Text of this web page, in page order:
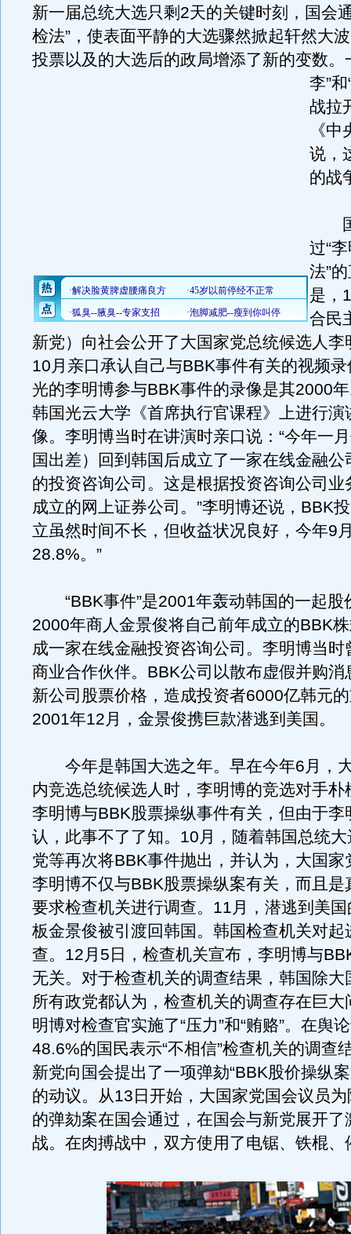
新一届总统大选只剩2天的关键时刻，国会
检法”，使表面平静的大选骤然掀起轩然大
投票以及的大选后的政局增添了新的变数。
李”
战拉
《
说，
的战
国
过“
法”
是，
合民
新党）向社会公开了大国家党总统候选人
10月亲口承认自己与BBK事件有关的视频
光的李明博参与BBK事件的录像是其2000
韩国光云大学《首席执行官课程》上进行演
像。李明博当时在讲演时亲口说：“今年一
国出差）回到韩国后成立了一家在线金融公
的投资咨询公司。这是根据投资咨询公司业
成立的网上证券公司。”李明博还说，BBK
立虽然时间不长，但收益状况良好，今年9
28.8%。”
“BBK事件”是2001年轰动韩国的一起股
2000年商人金景俊将自己前年成立的BBK
成一家在线金融投资咨询公司。李明博当时
商业合作伙伴。BBK公司以散布虚假并购消
新公司股票价格，造成投资者6000亿韩元
2001年12月，金景俊携巨款潜逃到美国。
今年是韩国大选之年。早在今年6月，
内竞选总统候选人时，李明博的竞选对手朴
李明博与BBK股票操纵事件有关，但由于李
认，此事不了了知。10月，随着韩国总统
党等再次将BBK事件抛出，并认为，大国家
李明博不仅与BBK股票操纵案有关，而且是
要求检查机关进行调查。11月，潜逃到美
板金景俊被引渡回韩国。韩国检查机关对起
查。12月5日，检查机关宣布，李明博与
无关。对于检查机关的调查结果，韩国除大
所有政党都认为，检查机关的调查存在巨大
明博对检查官实施了“压力”和“贿赂”。在舆
48.6%的国民表示“不相信”检查机关的调查
新党向国会提出了一项弹劾“BBK股价操纵
的动议。从13日开始，大国家党国会议员
的弹劾案在国会通过，在国会与新党展开了
战。在肉搏战中，双方使用了电锯、铁棍、